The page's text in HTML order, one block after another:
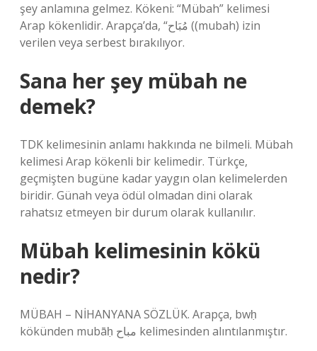
şey anlamına gelmez. Kökeni: “Mübah” kelimesi
Arap kökenlidir. Arapça’da, “مُبَاح ((mubah) izin
verilen veya serbest bırakılıyor.
Sana her şey mübah ne
demek?
TDK kelimesinin anlamı hakkında ne bilmeli. Mübah
kelimesi Arap kökenli bir kelimedir. Türkçe,
geçmişten bugüne kadar yaygın olan kelimelerden
biridir. Günah veya ödül olmadan dini olarak
rahatsız etmeyen bir durum olarak kullanılır.
Mübah kelimesinin kökü
nedir?
MÜBAH – NİHANYANA SÖZLÜK. Arapça, bwḥ
kökünden mubāḥ مباح kelimesinden alıntılanmıştır.